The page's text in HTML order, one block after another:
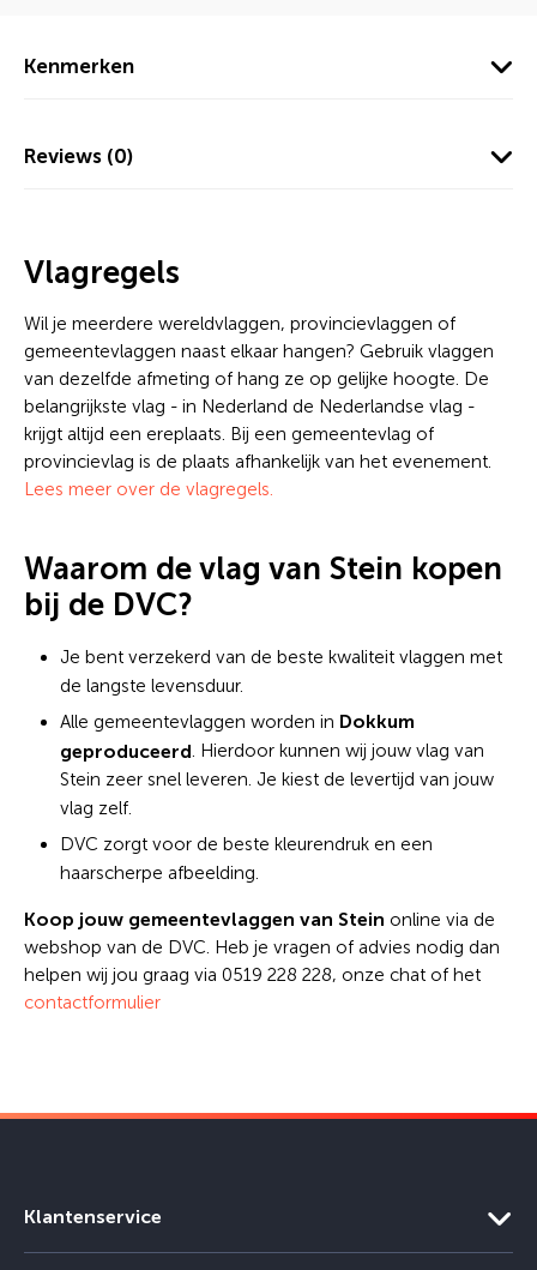
Kenmerken
Reviews (0)
Vlagregels
Wil je meerdere wereldvlaggen, provincievlaggen of
gemeentevlaggen naast elkaar hangen? Gebruik vlaggen
van dezelfde afmeting of hang ze op gelijke hoogte. De
belangrijkste vlag - in Nederland de Nederlandse vlag -
krijgt altijd een ereplaats. Bij een gemeentevlag of
provincievlag is de plaats afhankelijk van het evenement.
Lees meer over de vlagregels.
Waarom de vlag van Stein kopen
bij de DVC?
Je bent verzekerd van de beste kwaliteit vlaggen met
de langste levensduur.
Alle gemeentevlaggen worden in Dokkum
geproduceerd . Hierdoor kunnen wij jouw vlag van
Stein zeer snel leveren. Je kiest de levertijd van jouw
vlag zelf.
DVC zorgt voor de beste kleurendruk en een
haarscherpe afbeelding.
Koop jouw gemeentevlaggen van Stein online via de
webshop van de DVC. Heb je vragen of advies nodig dan
helpen wij jou graag via 0519 228 228, onze chat of het
contactformulier
Klantenservice